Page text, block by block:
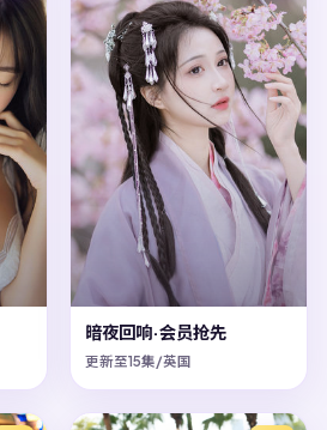
暗夜回响·会员抢先
更新至15集/英国